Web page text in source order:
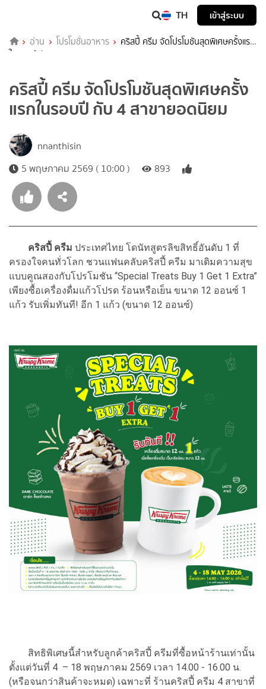
TH เข้าสู่ระบบ
อ่าน โปรโมชั่นอาหาร
คริสปี้ ครีม จัดโปรโมชันสุดพิเศษครั้งแรก
ในรอบปี กับ 4 สาขายอดนิยม
คริสปี้ ครีม จัดโปรโมชันสุดพิเศษครั้ง
แรกในรอบปี กับ 4 สาขายอดนิยม
nnanthisin
5 พฤษภาคม 2569 ( 10:00 )
893
คริสปี้ ครีม ประเทศไทย โดนัทสูตรลิขสิทธิ์อันดับ 1 ที่
ครองใจคนทั่วโลก ชวนแฟนคลับคริสปี้ ครีม มาเติมความสุข
แบบคูณสองกับโปรโมชัน “Special Treats Buy 1 Get 1 Extra”
เพียงซื้อเครื่องดื่มแก้วโปรด ร้อนหรือเย็น ขนาด 12 ออนซ์ 1
แก้ว รับเพิ่มทันที! อีก 1 แก้ว (ขนาด 12 ออนซ์)
สิทธิพิเศษนี้สำหรับลูกค้าคริสปี้ ครีมที่ซื้อหน้าร้านเท่านั้น
ตั้งแต่วันที่ 4 – 18 พฤษภาคม 2569 เวลา 14.00 - 16.00 น.
(หรือจนกว่าสินค้าจะหมด) เฉพาะที่ ร้านคริสปี้ ครีม 4 สาขาที่